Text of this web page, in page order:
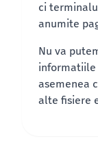
ci
anumite
Nu va
informatiile
asemenea
alte fisiere